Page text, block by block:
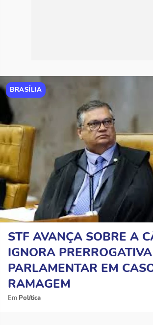
BRASÍLIA
STF AVANÇA SOBRE A
IGNORA PRERROGATIVA
PARLAMENTAR EM
RAMAGEM
Política